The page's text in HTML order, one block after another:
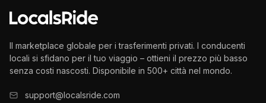
Il marketplace globale per i trasferimenti privati. I conducenti
locali si sfidano per il tuo viaggio – ottieni il prezzo più basso
senza costi nascosti. Disponibile in 500+ città nel mondo.
support@localsride.com